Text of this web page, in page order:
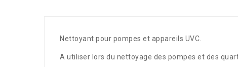
Nettoyant pour pompes et appareils UVC.
A utiliser lors du nettoyage des pompes et des